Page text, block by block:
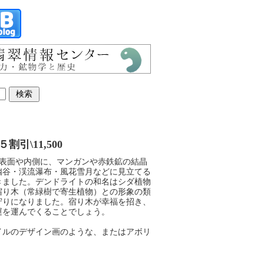
割引\11,500
面や内側に、マンガンや赤鉄鉱の結晶
・渓流瀑布・風花雪月などに見立てる
した。デンドライトの和名はシダ植物
木（常緑樹で寄生植物）との形象の類
になりました。宿り木が幸福を招き、
運んでくることでしょう。
のデザイン画のような、またはアボリ